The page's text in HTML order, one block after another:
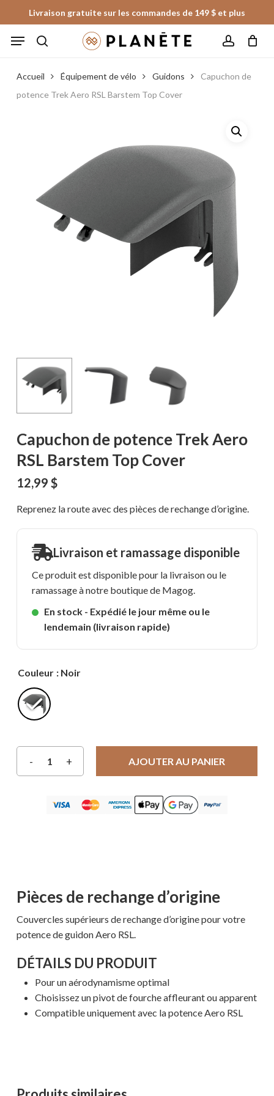
to
main
Livraison gratuite sur les commandes de 149 $ et plus
Menu
Fermer
le
panier
Accueil Équipement de vélo Guidons
Capuchon de
potence Trek Aero RSL Barstem Top Cover
Capuchon de potence Trek Aero
RSL Barstem Top Cover
12,99 $
Reprenez la route avec des pièces de rechange d’origine.
Livraison et ramassage disponible
Ce produit est disponible pour la livraison ou le
ramassage à notre boutique de Magog.
En stock - Expédié le jour même ou le
lendemain (livraison rapide)
Couleur : Noir
AJOUTER AU PANIER
Pièces de rechange d’origine
Couvercles supérieurs de rechange d’origine pour votre
potence de guidon Aero RSL.
DÉTAILS DU PRODUIT
Pour un aérodynamisme optimal
Choisissez un pivot de fourche affleurant ou apparent
Compatible uniquement avec la potence Aero RSL